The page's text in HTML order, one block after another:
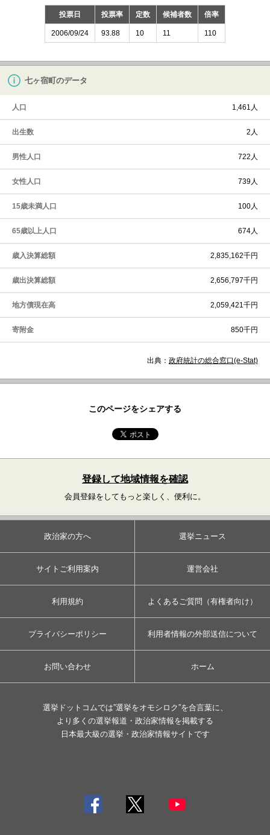
投票日 投票率 定数 候補者数 倍率
2006/09/24 93.88 10 11 110
七ヶ宿町のデータ
人口 1,461人
出生数 2人
男性人口 722人
女性人口 739人
15歳未満人口 100人
65歳以上人口 674人
歳入決算総額 2,835,162千円
歳出決算総額 2,656,797千円
地方債現在高 2,059,421千円
寄附金 850千円
出典： 政府統計の総合窓口(e-Stat)
このページをシェアする
登録して地域情報を確認
会員登録をしてもっと楽しく、便利に。
政治家の方へ 選挙ニュース
サイトご利用案内 運営会社
利用規約 よくあるご質問（有権者向け）
プライバシーポリシー 利用者情報の外部送信について
お問い合わせ ホーム
選挙ドットコムでは”選挙をオモシロク”を合言葉に、
より多くの選挙報道・政治家情報を掲載する
日本最大級の選挙・政治家情報サイトです